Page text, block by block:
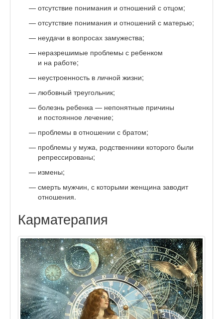
отсутствие понимания и отношений с отцом;
отсутствие понимания и отношений с матерью;
неудачи в вопросах замужества;
неразрешимые проблемы с ребенком
и на работе;
неустроенность в личной жизни;
любовный треугольник;
болезнь ребенка — непонятные причины
и постоянное лечение;
проблемы в отношении с братом;
проблемы у мужа, родственники которого были
репрессированы;
измены;
смерть мужчин, с которыми женщина заводит
отношения.
Карматерапия